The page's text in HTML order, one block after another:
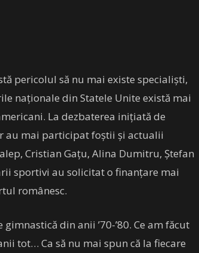
pericolul să nu mai existe specialiști,
naționale din Statele Unite există mai
La dezbaterea inițiată de
au mai participat foștii și actualii
Cristian Gațu, Alina Dumitru, Ștefan
sportivi au solicitat o finanțare mai
românesc.
din anii ’70-’80. Ce am făcut
tot… Ca să nu mai spun că la fiecare